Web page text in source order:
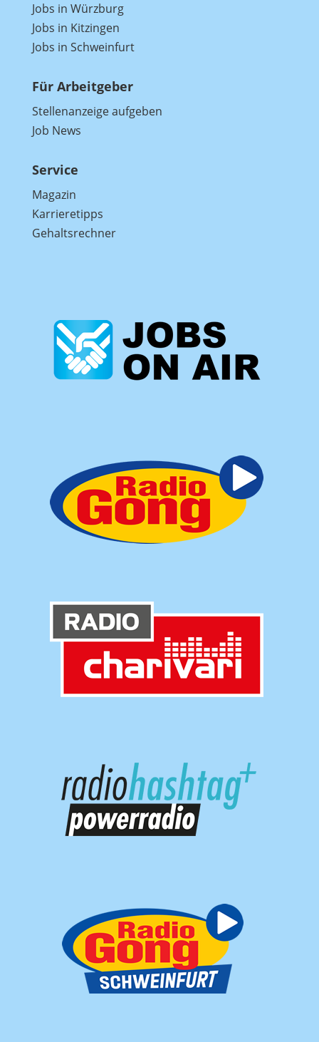
Jobs in Würzburg
Jobs in Kitzingen
Jobs in Schweinfurt
Für Arbeitgeber
Stellenanzeige aufgeben
Job News
Service
Magazin
Karrieretipps
Gehaltsrechner